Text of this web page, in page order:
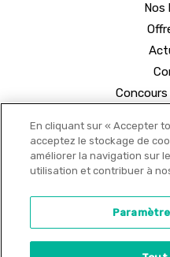
Nos
En cliquant sur « Accepter
acceptez le stockage de
améliorer la navigation sur
utilisation et contribuer à